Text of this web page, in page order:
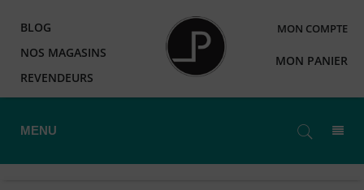
BLOG
NOS MAGASINS
REVENDEURS
MON COMPTE
MON PANIER
MENU